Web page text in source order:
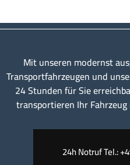
Mit unseren modernst
Transportfahrzeugen und
24 Stunden für Sie
transportieren Ihr
24h Notruf Tel.: